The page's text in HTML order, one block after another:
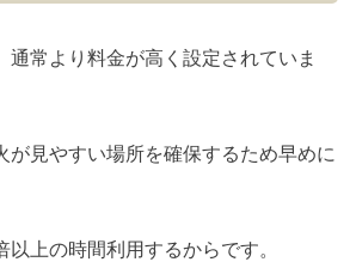
通常より料金が高く設定されていま
が見やすい場所を確保するため早めに
上の時間利用するからです。